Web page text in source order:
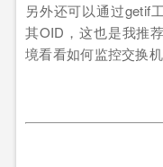
另外还可以通过getif
其OID，这也是我推
境看看如何监控交换机